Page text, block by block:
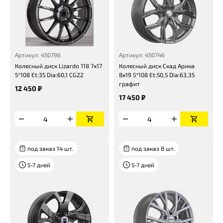
Артикул: 450796
Колесный диск Lizardo 118 7x17
5*108 Et:35 Dia:60,1 CG22
12 450 ₽
Артикул: 450746
Колесный диск Скад Арика
8x19 5*108 Et:50,5 Dia:63,35
графит
17 450 ₽
под заказ 14 шт.
5-7 дней
под заказ 8 шт.
5-7 дней